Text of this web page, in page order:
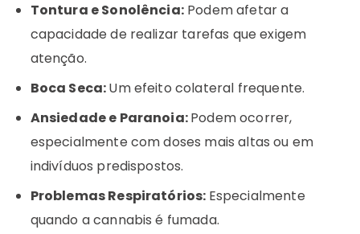
Tontura e Sonolência:Podem afetar a
capacidade de realizar tarefas que exigem
atenção.
Boca Seca:Um efeito colateral frequente.
Ansiedade e Paranoia:Podem ocorrer,
especialmente com doses mais altas ou em
indivíduos predispostos.
Problemas Respiratórios: Especialmente
quando a cannabis é fumada.